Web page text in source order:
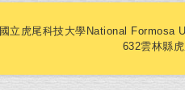
國立虎尾科技大學National
632雲林縣